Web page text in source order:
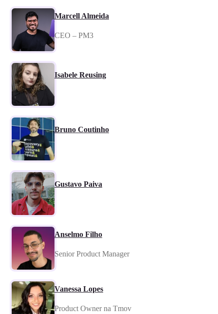
Marcell Almeida
CEO – PM3
Isabele Reusing
Bruno Coutinho
Gustavo Paiva
Anselmo Filho
Senior Product Manager
Vanessa Lopes
Product Owner na Tmov